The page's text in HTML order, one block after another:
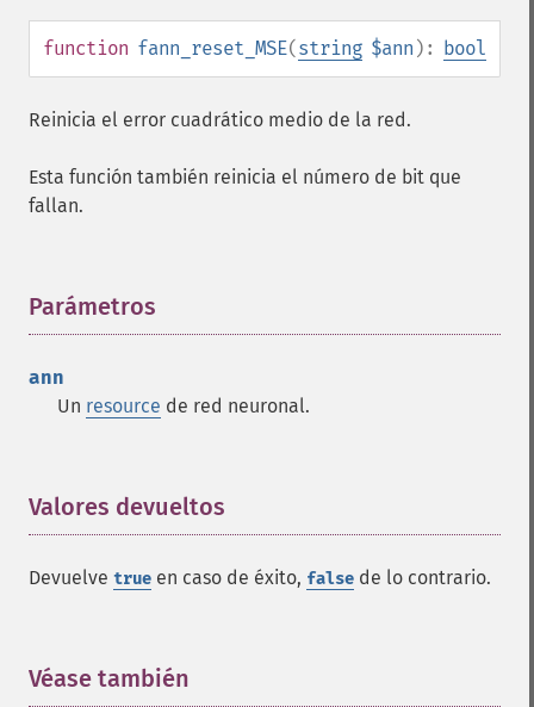
function fann_reset_MSE(string $ann ): bool
Reinicia el error cuadrático medio de la red.
Esta función también reinicia el número de bit que
fallan.
Parámetros
ann
Un resource de red neuronal.
Valores devueltos
Devuelve true en caso de éxito, false de lo contrario.
Véase también